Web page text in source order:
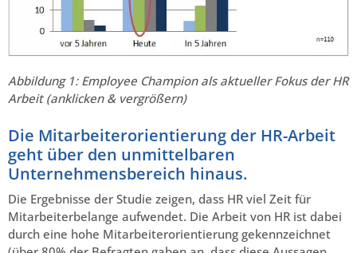
Abbildung 1: Employee Champion als aktueller Fokus der HR
Arbeit (anklicken & vergrößern)
Die Mitarbeiterorientierung der HR-Arbeit
geht über den unmittelbaren
Unternehmensbereich hinaus.
Die Ergebnisse der Studie zeigen, dass HR viel Zeit für
Mitarbeiterbelange aufwendet. Die Arbeit von HR ist dabei
durch eine hohe Mitarbeiterorientierung gekennzeichnet